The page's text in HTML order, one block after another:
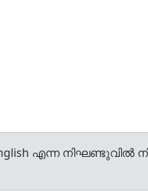
എന്ന നിഘണ്ടുവിൽ